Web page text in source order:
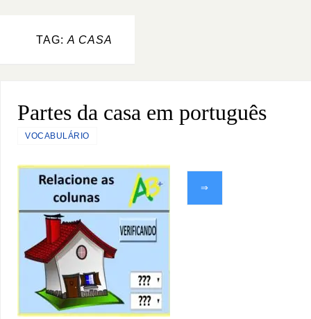
TAG: A CASA
Partes da casa em português
VOCABULÁRIO
⇒